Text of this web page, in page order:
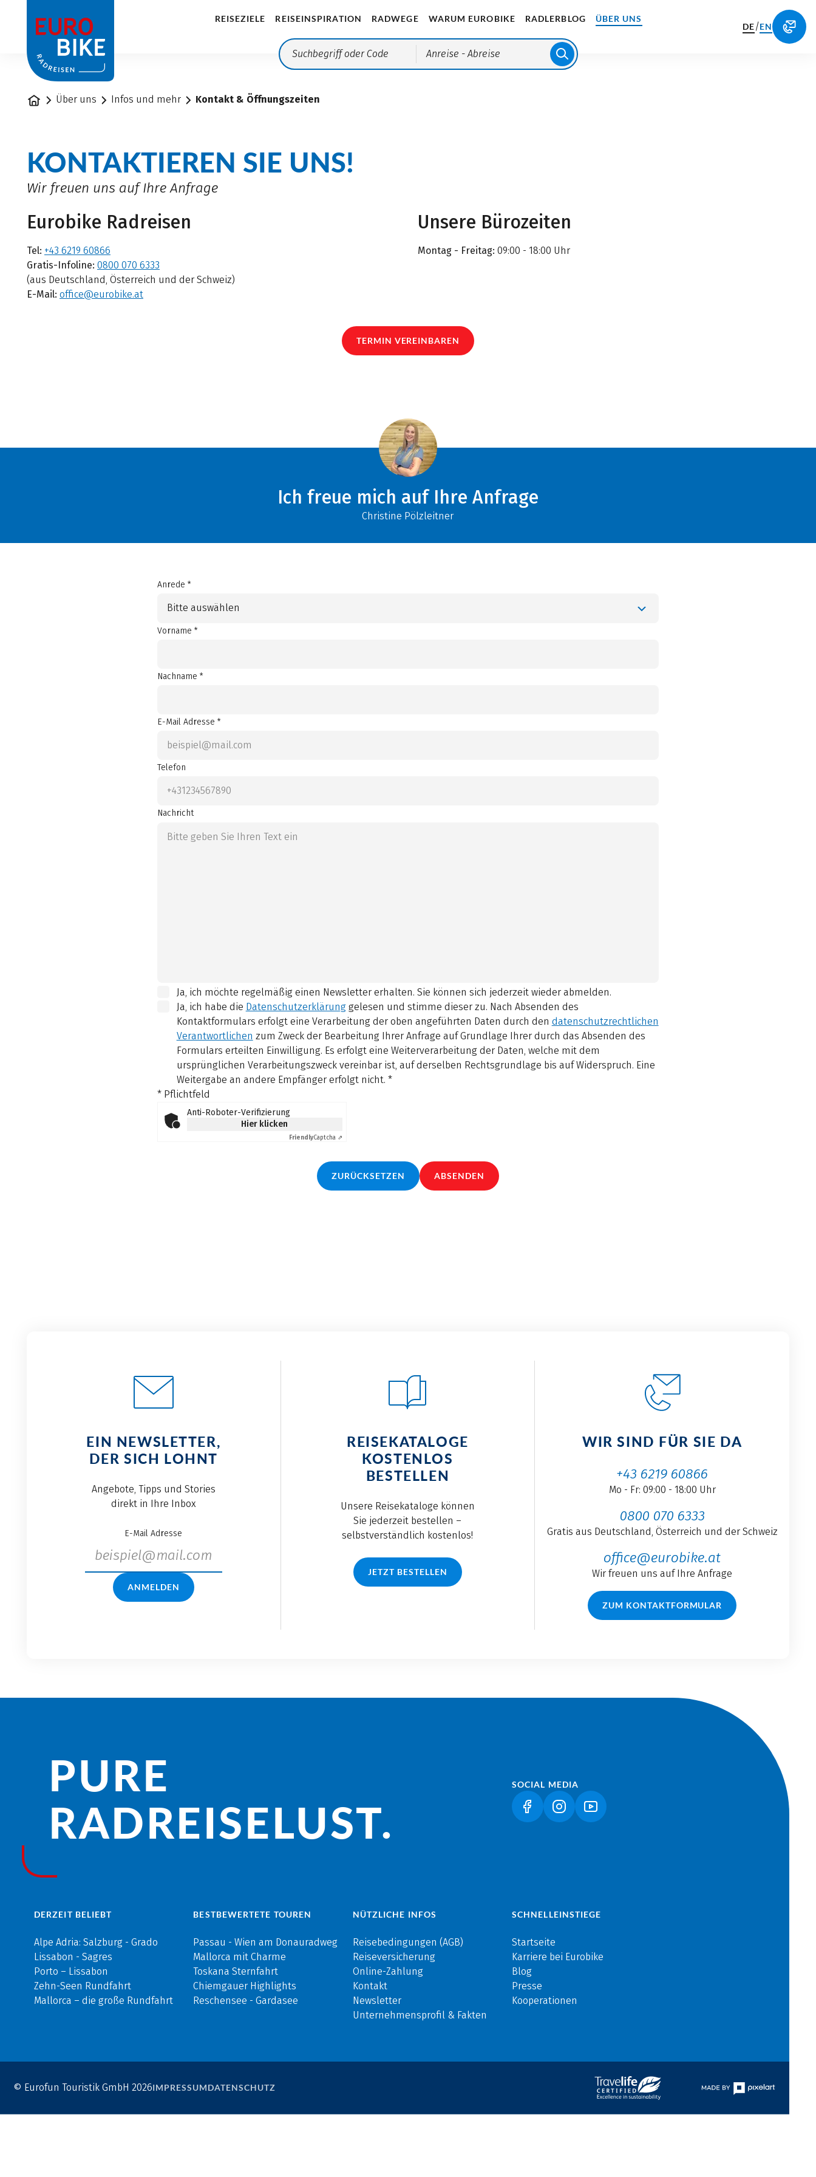
REISEZIELE REISEINSPIRATION RADWEGE WARUM EUROBIKE RADLERBLOG ÜBER UNS
Anreise - Abreise
DE/EN
StartseiteÜber uns Infos und mehr Kontakt & Öffnungszeiten
KONTAKTIEREN SIE UNS!
Wir freuen uns auf Ihre Anfrage
Eurobike Radreisen
Tel: +43 6219 60866
Gratis-Infoline: 0800 070 6333
(aus Deutschland, Österreich und der Schweiz)
E-Mail: office@eurobike.at
Unsere Bürozeiten
Montag - Freitag: 09:00 - 18:00 Uhr
TERMIN VEREINBAREN
Ich freue mich auf Ihre Anfrage
Christine Pölzleitner
Anrede *
Bitte auswählen
Vorname *
Nachname *
E-Mail Adresse *
Telefon
Nachricht
Ja, ich möchte regelmäßig einen Newsletter erhalten. Sie können sich jederzeit wieder abmelden.
Ja, ich habe die Datenschutzerklärunggelesen und stimme dieser zu. Nach Absenden des
Kontaktformulars erfolgt eine Verarbeitung der oben angeführten Daten durch den datenschutzrechtlichen
Verantwortlichen zum Zweck der Bearbeitung Ihrer Anfrage auf Grundlage Ihrer durch das Absenden des
Formulars erteilten Einwilligung. Es erfolgt eine Weiterverarbeitung der Daten, welche mit dem
ursprünglichen Verarbeitungszweck vereinbar ist, auf derselben Rechtsgrundlage bis auf Widerspruch. Eine
Weitergabe an andere Empfänger erfolgt nicht. *
* Pflichtfeld
Anti-Roboter-Verifizierung
Hier klicken
FriendlyCaptcha ⇗
ZURÜCKSETZEN ABSENDEN
EIN NEWSLETTER,
DER SICH LOHNT
Angebote, Tipps und Stories
direkt in Ihre Inbox
E-Mail Adresse
ANMELDEN
REISEKATALOGE
KOSTENLOS
BESTELLEN
Unsere Reisekataloge können
Sie jederzeit bestellen –
selbstverständlich kostenlos!
JETZT BESTELLEN
WIR SIND FÜR SIE DA
+43 6219 60866
Mo - Fr: 09:00 - 18:00 Uhr
0800 070 6333
Gratis aus Deutschland, Österreich und der Schweiz
office@eurobike.at
Wir freuen uns auf Ihre Anfrage
ZUM KONTAKTFORMULAR
PURE
RADREISE­LUST.
SOCIAL MEDIA
(LINK ÖFFNET IN NEUEM TAB)
(LINK ÖFFNET IN NEUEM TAB)
(LINK ÖFFNET IN NEUEM TAB)
DERZEIT BELIEBT
Alpe Adria: Salzburg - Grado
Lissabon - Sagres
Porto – Lissabon
Zehn-Seen Rundfahrt
Mallorca – die große Rundfahrt
BESTBEWERTETE TOUREN
Passau - Wien am Donauradweg
Mallorca mit Charme
Toskana Sternfahrt
Chiemgauer Highlights
Reschensee - Gardasee
NÜTZLICHE INFOS
Reisebedingungen (AGB)
Reiseversicherung
Online-Zahlung
Kontakt
Newsletter
Unternehmensprofil & Fakten
SCHNELLEINSTIEGE
Startseite
Karriere bei Eurobike
Blog
Presse
Kooperationen
© Eurofun Touristik GmbH 2026IMPRESSUMDATENSCHUTZ